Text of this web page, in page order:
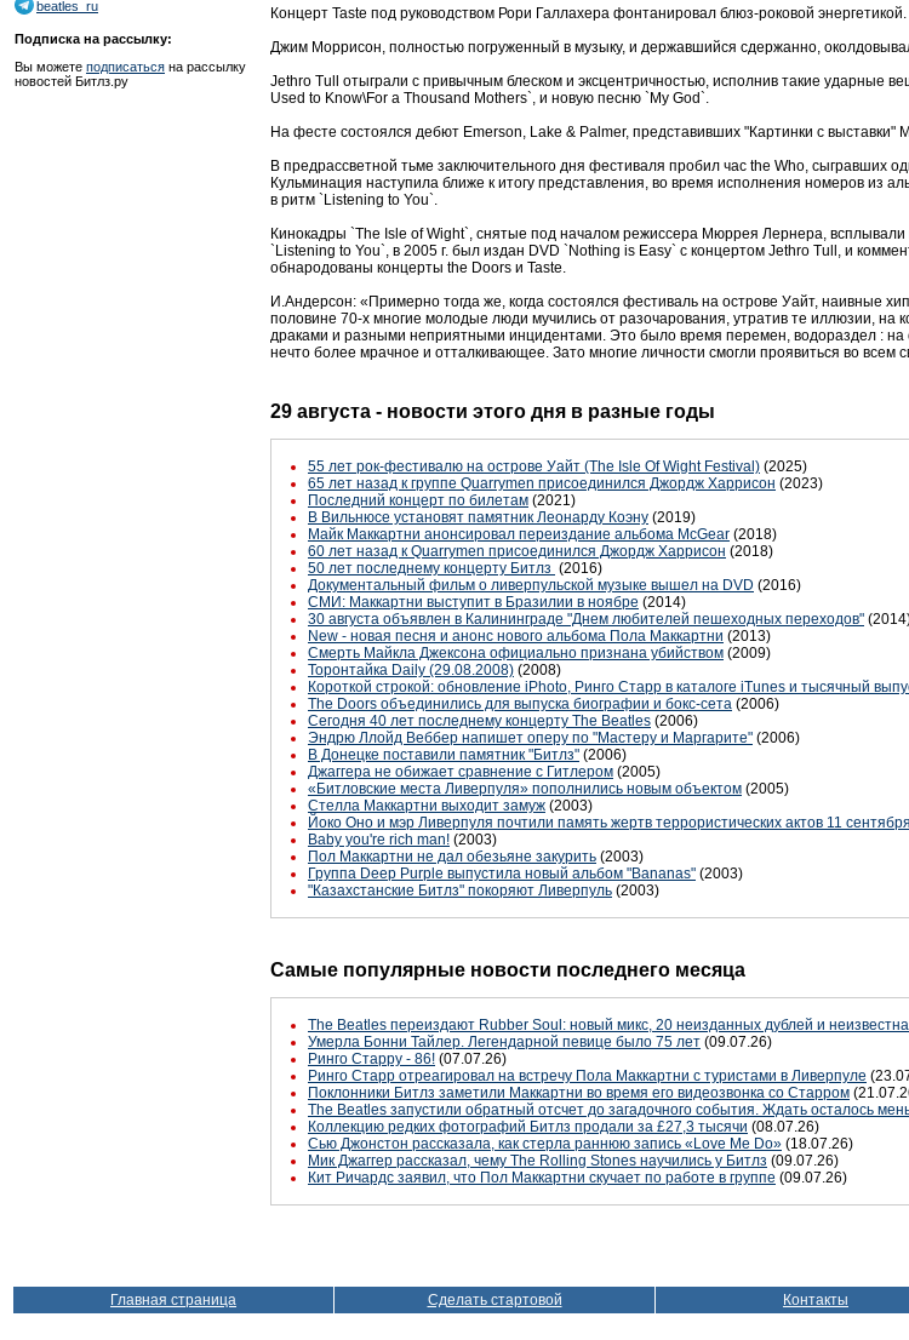
beatles_ru
Подписка на рассылку:
Вы можете подписаться на рассылку
новостей Битлз.ру
Концерт Taste под руководством Рори Галлахера фонтанировал блюз-роковой энергетикой.
Джим Моррисон, полностью погруженный в музыку, и державшийся сдержанно,
Jethro Tull отыграли с привычным блеском и эксцентричностью, исполнив такие ударные
Used to Know\For a Thousand Mothers`, и новую песню `My God`.
На фесте состоялся дебют Emerson, Lake & Palmer, представивших "Картинки с выставки"
В предрассветной тьме заключительного дня фестиваля пробил час the Who, сыгравших
Кульминация наступила ближе к итогу представления, во время исполнения номеров из
в ритм `Listening to You`.
Кинокадры `The Isle of Wight`, снятые под началом режиссера Мюррея Лернера,
`Listening to You`, в 2005 г. был издан DVD `Nothing is Easy` с концертом Jethro Tull, и
обнародованы концерты the Doors и Taste.
И.Андерсон: «Примерно тогда же, когда состоялся фестиваль на острове Уайт, наивные
половине 70-х многие молодые люди мучились от разочарования, утратив те иллюзии, на
драками и разными неприятными инцидентами. Это было время перемен, водораздел :
нечто более мрачное и отталкивающее. Зато многие личности смогли проявиться во всем
29 августа - новости этого дня в разные годы
55 лет рок-фестивалю на острове Уайт (The Isle Of Wight Festival) (2025)
65 лет назад к группе Quarrymen присоединился Джордж Харрисон (2023)
Последний концерт по билетам (2021)
В Вильнюсе установят памятник Леонарду Коэну (2019)
Майк Маккартни анонсировал переиздание альбома McGear (2018)
60 лет назад к Quarrymen присоединился Джордж Харрисон (2018)
50 лет последнему концерту Битлз (2016)
Документальный фильм о ливерпульской музыке вышел на DVD (2016)
СМИ: Маккартни выступит в Бразилии в ноябре (2014)
30 августа объявлен в Калининграде "Днем любителей пешеходных переходов"
New - новая песня и анонс нового альбома Пола Маккартни (2013)
Смерть Майкла Джексона официально признана убийством (2009)
Торонтайка Daily (29.08.2008) (2008)
Короткой строкой: обновление iPhoto, Ринго Старр в каталоге iTunes и тысячный
The Doors объединились для выпуска биографии и бокс-сета (2006)
Сегодня 40 лет последнему концерту The Beatles (2006)
Эндрю Ллойд Веббер напишет оперу по "Мастеру и Маргарите" (2006)
В Донецке поставили памятник "Битлз" (2006)
Джаггера не обижает сравнение с Гитлером (2005)
«Битловские места Ливерпуля» пополнились новым объектом (2005)
Стелла Маккартни выходит замуж (2003)
Йоко Оно и мэр Ливерпуля почтили память жертв террористических актов 11 сентября
Baby you're rich man! (2003)
Пол Маккартни не дал обезьяне закурить (2003)
Группа Deep Purple выпустила новый альбом "Bananas" (2003)
"Казахстанские Битлз" покоряют Ливерпуль (2003)
Самые популярные новости последнего месяца
The Beatles переиздают Rubber Soul: новый микс, 20 неизданных дублей и
Умерла Бонни Тайлер. Легендарной певице было 75 лет (09.07.26)
Ринго Старру - 86! (07.07.26)
Ринго Старр отреагировал на встречу Пола Маккартни с туристами в Ливерпуле
Поклонники Битлз заметили Маккартни во время его видеозвонка со Старром
The Beatles запустили обратный отсчет до загадочного события. Ждать осталось
Коллекцию редких фотографий Битлз продали за £27,3 тысячи (08.07.26)
Сью Джонстон рассказала, как стерла раннюю запись «Love Me Do» (18.07.26)
Мик Джаггер рассказал, чему The Rolling Stones научились у Битлз (09.07.26)
Кит Ричардс заявил, что Пол Маккартни скучает по работе в группе (09.07.26)
Главная страница Сделать стартовой Контакты